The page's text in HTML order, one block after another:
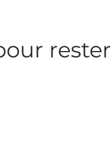
rester